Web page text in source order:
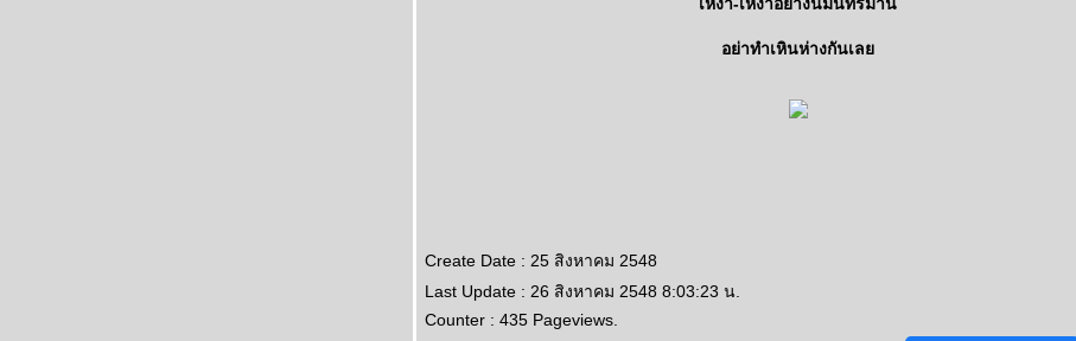
อย่าทำเหินห่างกันเล
Create Date : 25 สิงหาคม 2548
Last Update : 26 สิงหาคม 2548 8:03:23 น.
Counter : 435 Pageviews.